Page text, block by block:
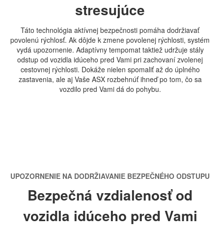
stresujúce
Táto technológia aktívnej bezpečnosti pomáha dodržiavať
povolenú rýchlosť. Ak dôjde k zmene povolenej rýchlosti, systém
vydá upozornenie. Adaptívny tempomat taktiež udržuje stály
odstup od vozidla idúceho pred Vami pri zachovaní zvolenej
cestovnej rýchlosti. Dokáže nielen spomaliť až do úplného
zastavenia, ale aj Vaše ASX rozbehnúť ihneď po tom, čo sa
vozdilo pred Vami dá do pohybu.
UPOZORNENIE NA DODRŽIAVANIE BEZPEČNÉHO ODSTUPU
Bezpečná vzdialenosť od
vozidla idúceho pred Vami